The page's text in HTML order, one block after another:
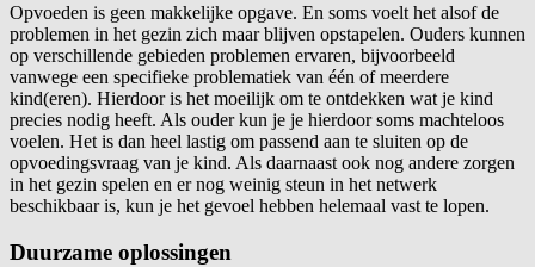
Opvoeden is geen makkelijke opgave. En soms voelt het alsof de
problemen in het gezin zich maar blijven opstapelen. Ouders kunnen
op verschillende gebieden problemen ervaren, bijvoorbeeld
vanwege een specifieke problematiek van één of meerdere
kind(eren). Hierdoor is het moeilijk om te ontdekken wat je kind
precies nodig heeft. Als ouder kun je je hierdoor soms machteloos
voelen. Het is dan heel lastig om passend aan te sluiten op de
opvoedingsvraag van je kind. Als daarnaast ook nog andere zorgen
in het gezin spelen en er nog weinig steun in het netwerk
beschikbaar is, kun je het gevoel hebben helemaal vast te lopen.
Duurzame oplossingen